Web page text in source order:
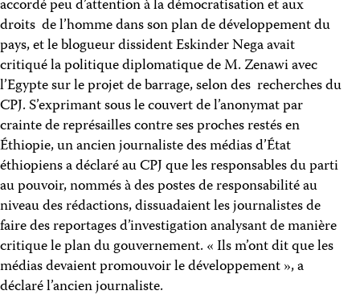
accordé peu d’attention à la démocratisation et aux
droits de l’homme dans son plan de développement du
pays, et le blogueur dissident Eskinder Nega avait
critiqué la politique diplomatique de M. Zenawi avec
l’Egypte sur le projet de barrage, selon des recherches du
CPJ. S’exprimant sous le couvert de l’anonymat par
crainte de représailles contre ses proches restés en
Éthiopie, un ancien journaliste des médias d’État
éthiopiens a déclaré au CPJ que les responsables du parti
au pouvoir, nommés à des postes de responsabilité au
niveau des rédactions, dissuadaient les journalistes de
faire des reportages d’investigation analysant de manière
critique le plan du gouvernement. « Ils m’ont dit que les
médias devaient promouvoir le développement », a
déclaré l’ancien journaliste.